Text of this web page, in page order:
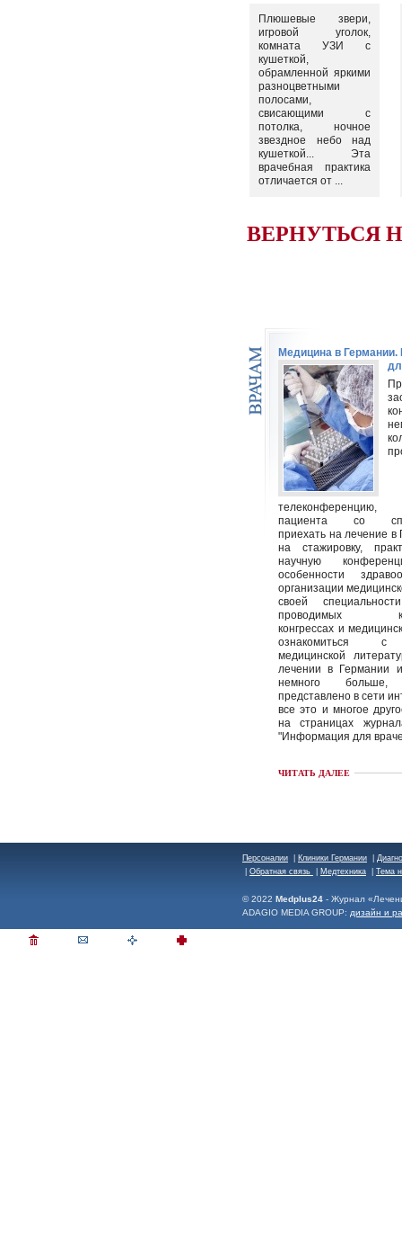
Плюшевые звери,
игровой уголок,
комната УЗИ с
кушеткой,
обрамленной яркими
разноцветными
полосами,
свисающими с
потолка, ночное
звездное небо над
кушеткой... Эта
врачебная практика
отличается от ...
ВЕРНУТЬСЯ
Медицина в
пациента со
приехать на лечение
на стажировку,
научную
особенности
организации
своей
проводимых
конгрессах и
ознакомиться с
медицинской
лечении в Германии
немного
представлено в сети
все это и многое
на страницах
"Информация для
ЧИТАТЬ ДАЛЕЕ
Персоналии Клиники Германии
Обратная связь Медтехника Тема
© 2022 Medplus24 - Журнал
ADAGIO MEDIA GROUP: дизайн и